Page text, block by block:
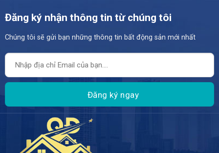
Đăng ký nhận thông tin từ chúng tôi
Chúng tôi sẽ gửi bạn những thông tin bất động sản mới nhất